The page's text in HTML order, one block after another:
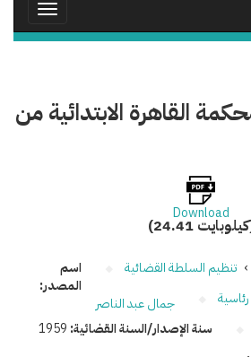
Toggle
القاهرة الابتدائية من
Download
› تنظيم السلطة القضائية
سنة الإصدار/السنة القضائية: 1959
اسم
المصدر:
جمال عبد الناصر